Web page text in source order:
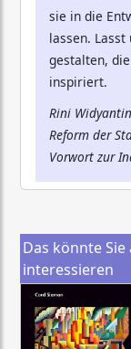
sie in die
lassen.
gestalten,
inspiriert.
Rini
Reform der
Vorwort zur
Das könnte Sie
interessieren